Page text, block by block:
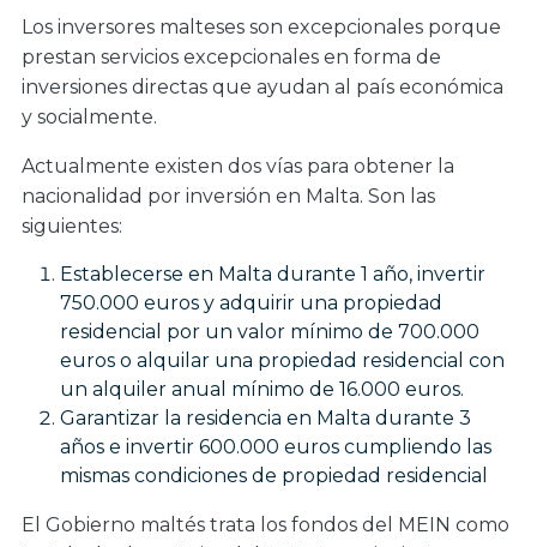
Los inversores malteses son excepcionales porque
prestan servicios excepcionales en forma de
inversiones directas que ayudan al país económica
y socialmente.
Actualmente existen dos vías para obtener la
nacionalidad por inversión en Malta. Son las
siguientes:
Establecerse en Malta durante 1 año, invertir
750.000 euros y adquirir una propiedad
residencial por un valor mínimo de 700.000
euros o alquilar una propiedad residencial con
un alquiler anual mínimo de 16.000 euros.
Garantizar la residencia en Malta durante 3
años e invertir 600.000 euros cumpliendo las
mismas condiciones de propiedad residencial
El Gobierno maltés trata los fondos del MEIN como